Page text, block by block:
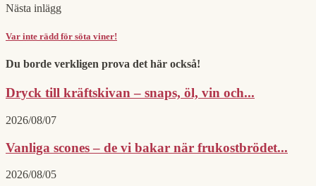
Nästa inlägg
Var inte rädd för söta viner!
Du borde verkligen prova det här också!
Dryck till kräftskivan – snaps, öl, vin och...
2026/08/07
Vanliga scones – de vi bakar när frukostbrödet...
2026/08/05